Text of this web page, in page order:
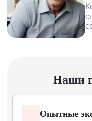
Наши
Опытные